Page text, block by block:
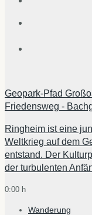
Geopark-Pfad
Friedensweg -
Ringheim ist eine
Weltkrieg auf dem
entstand. Der
der turbulenten
0:00 h
Wanderung